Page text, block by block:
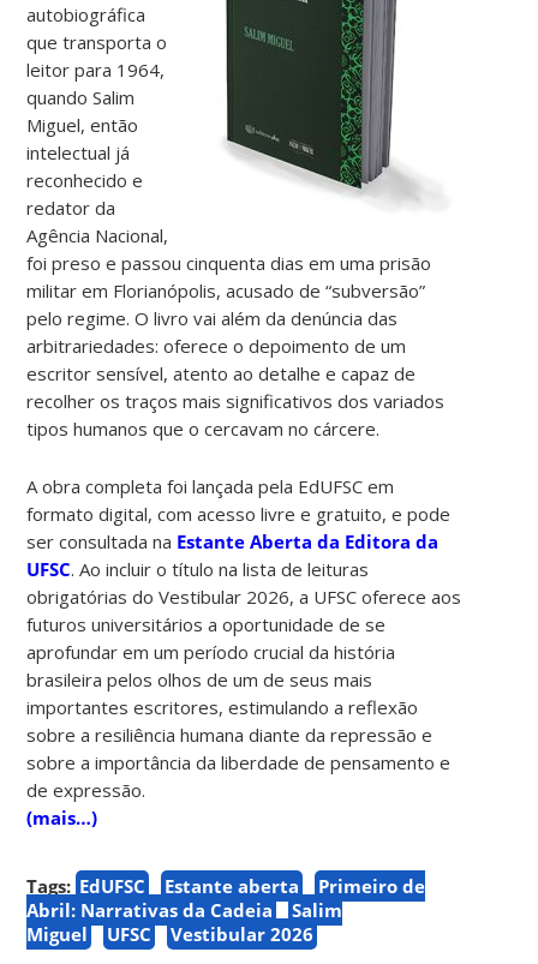
autobiográfica
que transporta o
leitor para 1964,
quando Salim
Miguel, então
intelectual já
reconhecido e
redator da
Agência Nacional,
foi preso e passou cinquenta dias em uma prisão
militar em Florianópolis, acusado de “subversão”
pelo regime. O livro vai além da denúncia das
arbitrariedades: oferece o depoimento de um
escritor sensível, atento ao detalhe e capaz de
recolher os traços mais significativos dos variados
tipos humanos que o cercavam no cárcere.
A obra completa foi lançada pela EdUFSC em
formato digital, com acesso livre e gratuito, e pode
ser consultada na Estante Aberta da Editora da
UFSC. Ao incluir o título na lista de leituras
obrigatórias do Vestibular 2026, a UFSC oferece aos
futuros universitários a oportunidade de se
aprofundar em um período crucial da história
brasileira pelos olhos de um de seus mais
importantes escritores, estimulando a reflexão
sobre a resiliência humana diante da repressão e
sobre a importância da liberdade de pensamento e
de expressão.
(mais…)
Tags: EdUFSC Estante aberta
Primeiro de
Abril: Narrativas da Cadeia
Salim
Miguel
UFSC Vestibular 2026